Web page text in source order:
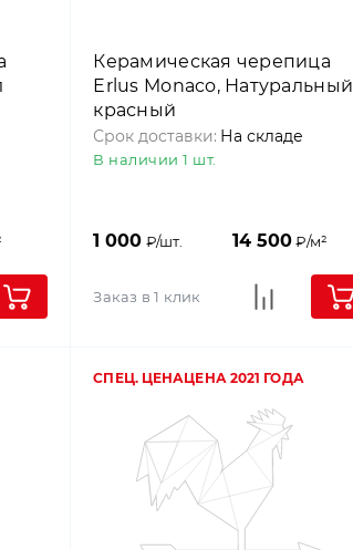
Керамическая черепица
Erlus Monaco, Натуральный
красный
Срок доставки: На складе
В наличии 1 шт.
1 000 ₽/шт. 14 500₽/м²
Заказ в 1 клик
СПЕЦ. ЦЕНАЦЕНА 2021 ГОДА